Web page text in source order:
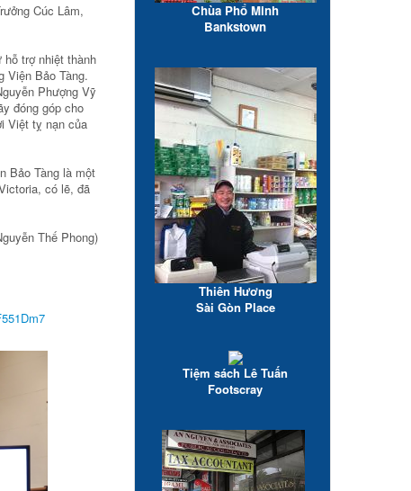
Cúc Lâm,
trợ nhiệt thành
Viện Bảo Tàng.
Phượng Vỹ
đóng góp cho
Việt tỵ nạn của
Bảo Tàng là một
có lẽ, đã
Thế Phong)
Chùa Phổ Minh
Bankstown
Thiên Hương
Sài Gòn Place
Tiệm sách Lê Tuấn
Footscray